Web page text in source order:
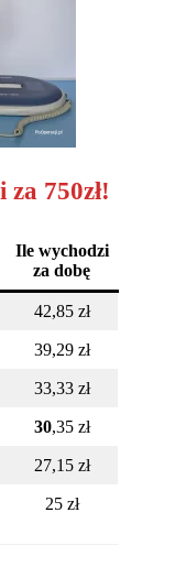
750zł!
Ile wychodzi
za dobę
42,85 zł
39,29 zł
33,33 zł
30,35 zł
27,15 zł
25 zł